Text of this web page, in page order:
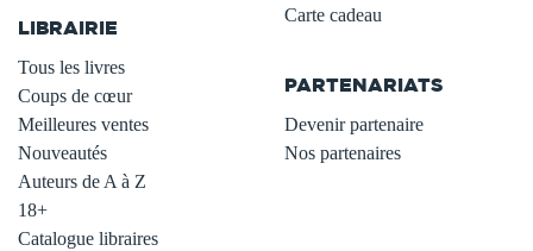
LIBRAIRIE
Tous les livres
Coups de cœur
Meilleures ventes
Nouveautés
Auteurs de A à Z
18+
Catalogue libraires
Carte cadeau
PARTENARIATS
Devenir partenaire
Nos partenaires